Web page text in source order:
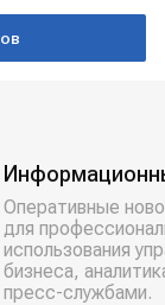
Оперативные
для
использования
бизнеса,
пресс-службами.